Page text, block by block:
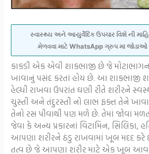
સ્વાસ્થ્ય અને આયુર્વેદિક ઉપચાર વિશે ની
મેળવવા માટે WhatsApp ગ્રુપ મા જોડાઓ
કાકડી એક એવી શાકભાજી છે જે
ખાવાનું પસંદ કરતાં હોય છે. આ શાકભાજી
હેલ્ધી રાખવા ઉપરાંત ઘણી રીતે શરીરને
ચુસ્તી અને તંદુરસ્તી નો લાભ ફક્ત તેને
તેનો રસ પીવાથી પણ મળે છે. તેમાં જોવા
જેવા કે અન્ય પ્રકારનાં વિટામિન, સિલિકા,
આપણા શરીરને ઠંડુ રાખવામાં ખૂબ મદદ કરે
તત્વ છે જે આપણા શરીર માટે એક ખૂબ